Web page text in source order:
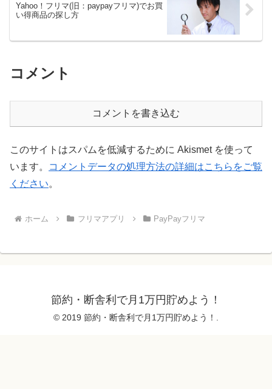
Yahoo！フリマ(旧：paypayフリマ)でお買
い得商品の探し方
コメント
コメントを書き込む
このサイトはスパムを低減するために Akismet を使って
います。
コメントデータの処理方法の詳細はこちらをご覧
ください。
ホーム フリマアプリ PayPayフリマ
節約・断舎利で月1万円貯めよう！
© 2019 節約・断舎利で月1万円貯めよう！.